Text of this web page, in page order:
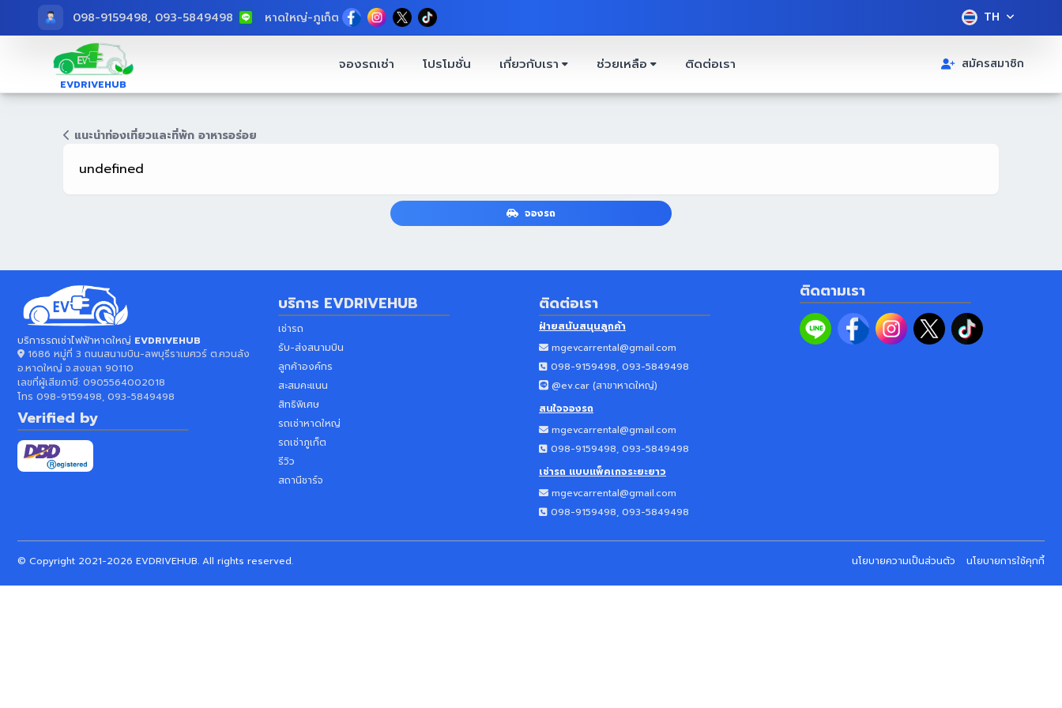
098-9159498, 093-5849498 หาดใหญ่-ภูเก็ต TH
EVDRIVEHUB
จองรถเช่า โปรโมชั่น เกี่ยวกับเรา ช่วยเหลือ ติดต่อเรา สมัครสมาชิก
แนะนำท่องเที่ยวและที่พัก อาหารอร่อย
undefined
จองรถ
บริการรถเช่าไฟฟ้าหาดใหญ่ EVDRIVEHUB
1686 หมู่ที่ 3 ถนนสนามบิน-ลพบุรีราเมศวร์ ต.ควนลัง
อ.หาดใหญ่ จ.สงขลา 90110
เลขที่ผู้เสียภาษี: 0905564002018
โทร 098-9159498, 093-5849498
Verified by
บริการ EVDRIVEHUB
เช่ารถ
รับ-ส่งสนามบิน
ลูกค้าองค์กร
สะสมคะแนน
สิทธิพิเศษ
รถเช่าหาดใหญ่
รถเช่าภูเก็ต
รีวิว
สถานีชาร์จ
ติดต่อเรา
ฝ่ายสนับสนุนลูกค้า
mgevcarrental@gmail.com
098-9159498, 093-5849498
@ev.car (สาขาหาดใหญ่)
สนใจจองรถ
mgevcarrental@gmail.com
098-9159498, 093-5849498
เช่ารถ แบบแพ็คเกจระยะยาว
mgevcarrental@gmail.com
098-9159498, 093-5849498
ติดตามเรา
© Copyright 2021-2026 EVDRIVEHUB. All rights reserved. นโยบายความเป็นส่วนตัว นโยบายการใช้คุกกี้